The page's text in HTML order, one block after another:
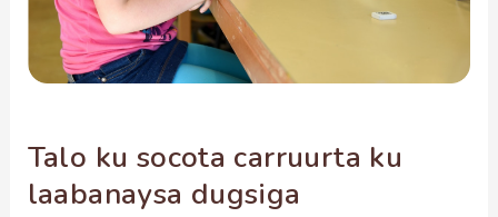
Talo ku socota carruurta ku
laabanaysa dugsiga